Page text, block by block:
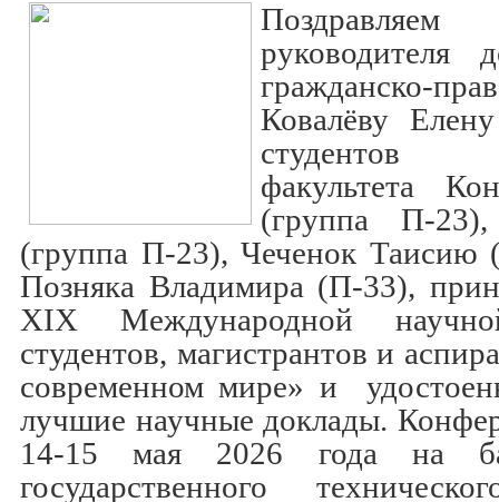
руководителя
гражданско-
Ковалёву
студентов
факультета
(группа П-
(группа П-23), Чеченок Таисию
Позняка Владимира (П-33),
XIX Международной
студентов, магистрантов и
современном мире» и
лучшие научные доклады.
14-15 мая 2026 года на
государственного